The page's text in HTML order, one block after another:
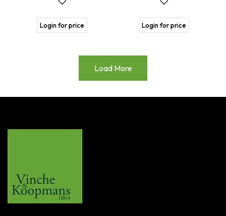
Login for price Login for price
Load More